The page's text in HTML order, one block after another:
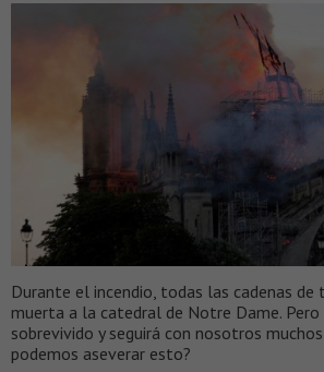
Durante el incendio, todas las cadenas de
muerta a la catedral de Notre Dame.
sobrevivido y seguirá con nosotros
podemos aseverar esto?